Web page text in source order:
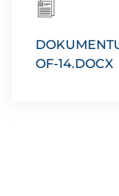
OF-14.DOCX